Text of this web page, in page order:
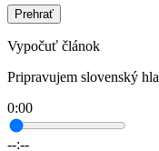
Prehrať
Vypočuť článok
Pripravujem slovenský
0:00
--:--